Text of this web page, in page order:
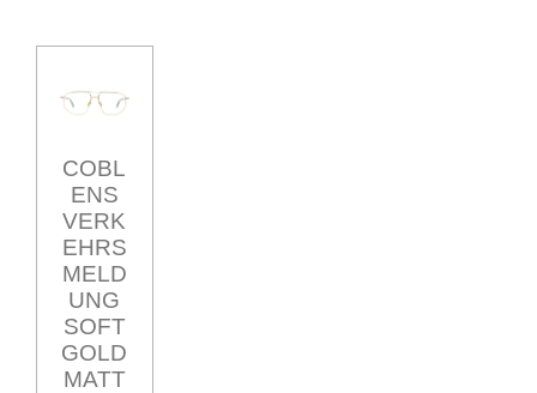
COBL
ENS
VERK
EHRS
MELD
UNG
SOFT
GOLD
MATT